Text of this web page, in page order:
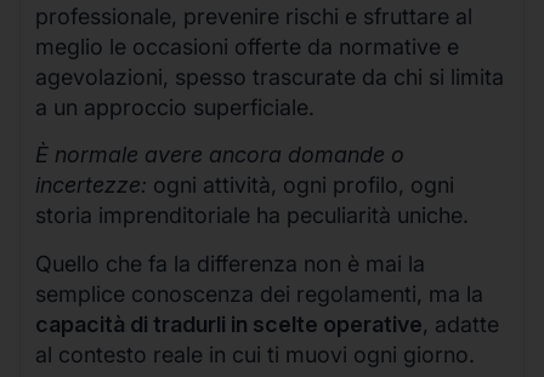
professionale, prevenire rischi e sfruttare al
meglio le occasioni offerte da normative e
agevolazioni, spesso trascurate da chi si limita
a un approccio superficiale.
È normale avere ancora domande o
incertezze: ogni attività, ogni profilo, ogni
storia imprenditoriale ha peculiarità uniche.
Quello che fa la differenza non è mai la
semplice conoscenza dei regolamenti, ma la
capacità di tradurli in scelte operative, adatte
al contesto reale in cui ti muovi ogni giorno.